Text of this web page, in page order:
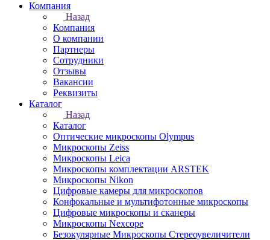
Компания
Назад
Компания
О компании
Партнеры
Сотрудники
Отзывы
Вакансии
Реквизиты
Каталог
Назад
Каталог
Оптические микроскопы Olympus
Микроскопы Zeiss
Микроскопы Leica
Микроскопы комплектации ARSTEK
Микроскопы Nikon
Цифровые камеры для микроскопов
Конфокальные и мультифотонные микроскопы
Цифровые микроскопы и сканеры
Микроскопы Nexcope
Безокулярные Микроскопы Стереоувеличители